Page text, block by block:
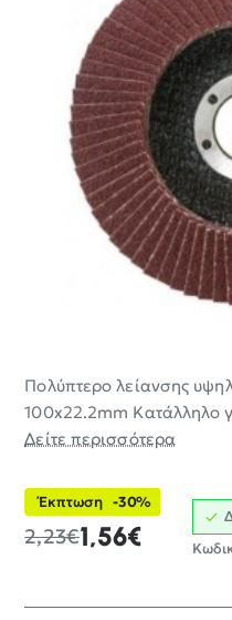
Πολύπτερο λείανσης
100x22.2mm Κατάλληλο
Δείτε περισσότερα
Έκπτωση -30%
1,56€
2,23€